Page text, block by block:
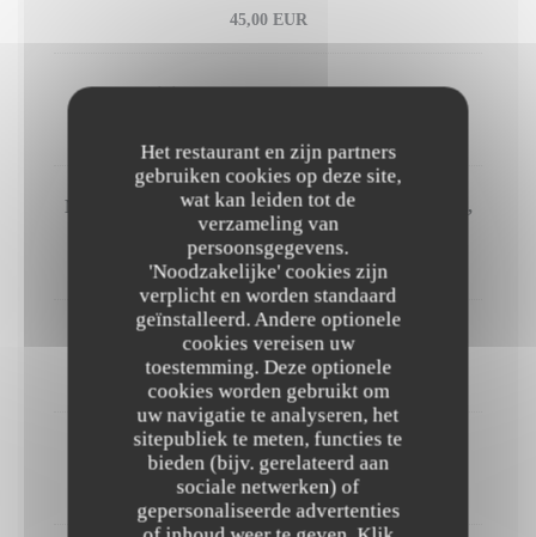
Het restaurant en zijn partners
gebruiken cookies op deze site,
wat kan leiden tot de
verzameling van
persoonsgegevens.
'Noodzakelijke' cookies zijn
verplicht en worden standaard
geïnstalleerd. Andere optionele
cookies vereisen uw
toestemming. Deze optionele
cookies worden gebruikt om
uw navigatie te analyseren, het
sitepubliek te meten, functies te
bieden (bijv. gerelateerd aan
sociale netwerken) of
gepersonaliseerde advertenties
45,00 EUR
Fixin AOC, Lou Dumont 2014
Nuit Saint-Georges 1er Cru AOC, Clos des Forêts,
Domaine de l’Arlot 2009
185,00 EUR
Pommard AOC, Fanny Sabre 2016
85,00 EUR
Nuit Saint-Georges AOC, Lou Dumont 2008
75,00 EUR